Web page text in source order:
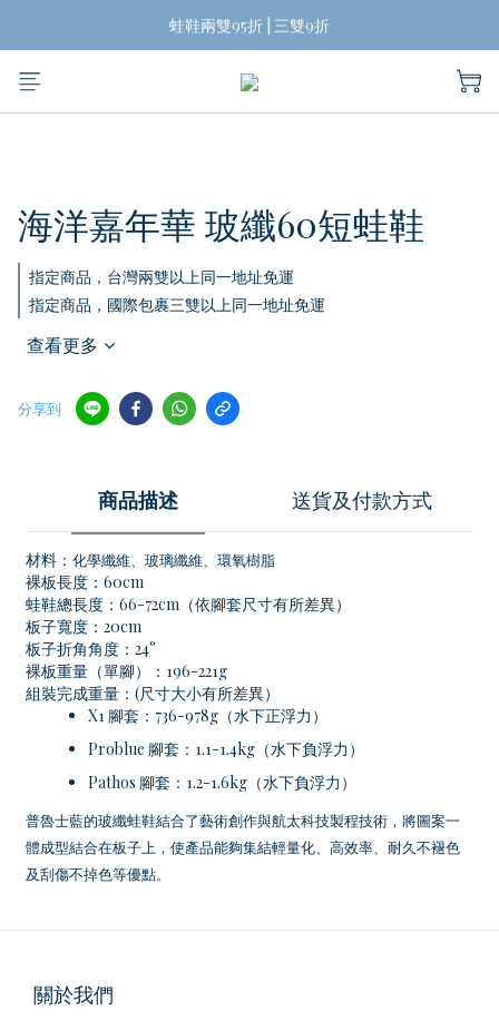
揪團買蛙鞋，折扣帶回家
蛙鞋兩雙95折 | 三雙9折
台灣兩雙起免運費
海洋嘉年華 玻纖60短蛙鞋
指定商品，台灣兩雙以上同一地址免運
指定商品，國際包裹三雙以上同一地址免運
查看更多
分享到
商品描述 送貨及付款方式
材料： 化學纖維、玻璃纖維、環氧樹脂
裸板長度：60cm
蛙鞋總長度：66-72cm（依腳套尺寸有所差異）
板子寬度：20cm
板子折角角度：24°
裸板重量（單腳）：196-221g
組裝完成重量：(尺寸大小有所差異）
X1 腳套：736-978g（水下正浮力）
Problue 腳套：1.1-1.4kg（水下負浮力）
Pathos 腳套：1.2-1.6kg（水下負浮力）
普魯士藍的玻纖蛙鞋結合了藝術創作與航太科技製程技術，將圖案一
體成型結合在板子上，使產品能夠集結輕量化、高效率、耐久不褪色
及刮傷不掉色等優點。
關於我們